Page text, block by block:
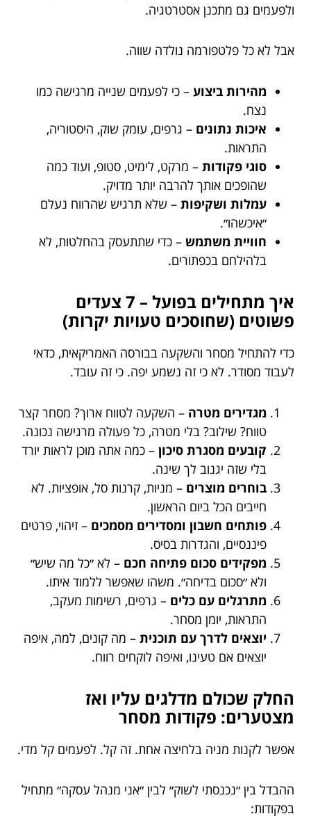
ולפעמים גם מתכנן אסטרטגיה.
אבל לא כל פלטפורמה נולדה שווה.
מהירות ביצוע – כי לפעמים שנייה מרגישה כמו
נצח.
איכות נתונים – גרפים, עומק שוק, היסטוריה,
התראות.
סוגי פקודות – מרקט, לימיט, סטופ, ועוד כמה
שהופכים אותך להרבה יותר מדויק.
עמלות ושקיפות – שלא תרגיש שהרווח נעלם
״איכשהו״.
חוויית משתמש – כדי שתתעסק בהחלטות, לא
בלהילחם בכפתורים.
איך מתחילים בפועל – 7 צעדים
פשוטים (שחוסכים טעויות יקרות)
כדי להתחיל מסחר והשקעה בבורסה האמריקאית, כדאי
לעבוד מסודר. לא כי זה נשמע יפה. כי זה עובד.
מגדירים מטרה – השקעה לטווח ארוך? מסחר קצר
טווח? שילוב? בלי מטרה, כל פעולה מרגישה נכונה.
קובעים מסגרת סיכון – כמה אתה מוכן לראות יורד
בלי שזה יגנוב לך שינה.
בוחרים מוצרים – מניות, קרנות סל, אופציות. לא
חייבים הכל ביום הראשון.
פותחים חשבון ומסדירים מסמכים – זיהוי, פרטים
פיננסיים, והגדרות בסיס.
מפקידים סכום פתיחה חכם – לא ״כל מה שיש״
ולא ״סכום בדיחה״. משהו שאפשר ללמוד איתו.
מתרגלים עם כלים – גרפים, רשימות מעקב,
התראות, יומן מסחר.
יוצאים לדרך עם תוכנית – מה קונים, למה, איפה
יוצאים אם טעינו, ואיפה לוקחים רווח.
החלק שכולם מדלגים עליו ואז
מצטערים: פקודות מסחר
אפשר לקנות מניה בלחיצה אחת. זה קל. לפעמים קל מדי.
ההבדל בין ״נכנסתי לשוק״ לבין ״אני מנהל עסקה״ מתחיל
בפקודות: